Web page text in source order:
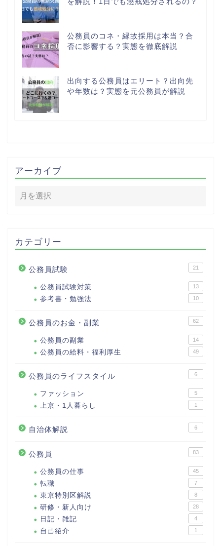
公務員のコネ・縁故採用は本当？合
否に影響する？実態を徹底解説
出向する公務員はエリート？出向先
や年数は？実態を元公務員が解説
アーカイブ
カテゴリー
公務員試験 21
公務員試験対策 13
参考書・勉強法 10
公務員のお金・副業 62
公務員の副業 14
公務員の給料・福利厚生 49
公務員のライフスタイル 6
ファッション 5
上京・1人暮らし 1
自治体解説 6
公務員 83
公務員の仕事 45
転職 7
東京特別区解説 8
研修・新人向け 28
日記・雑記 4
自己紹介 1